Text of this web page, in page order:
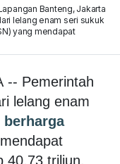
Banteng, Jakarta
lelang enam seri sukuk
yang mendapat
-- Pemerintah
lelang enam
berharga
40,73 triliun.